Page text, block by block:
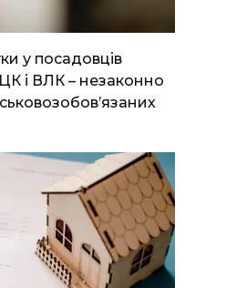
у посадовців
і ВЛК – незаконно